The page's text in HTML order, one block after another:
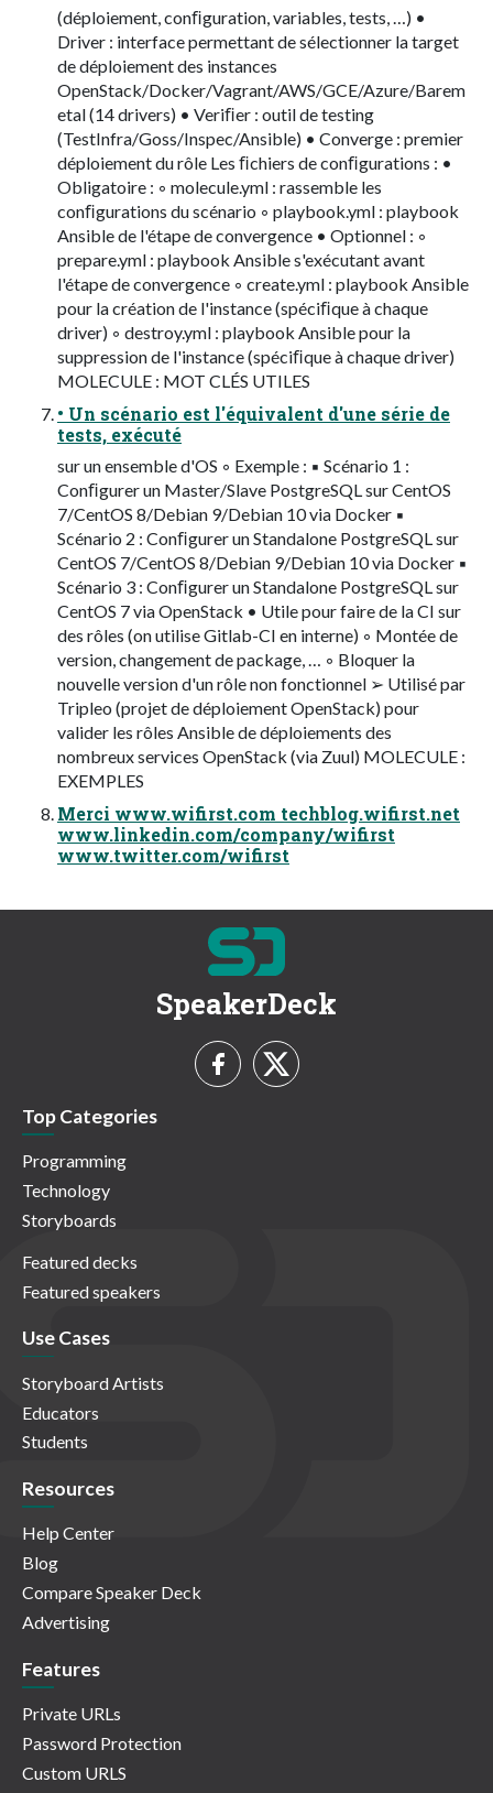
(déploiement, conﬁguration, variables, tests, …) •
Driver : interface permettant de sélectionner la target
de déploiement des instances
OpenStack/Docker/Vagrant/AWS/GCE/Azure/Barem
etal (14 drivers) • Veriﬁer : outil de testing
(TestInfra/Goss/Inspec/Ansible) • Converge : premier
déploiement du rôle Les ﬁchiers de conﬁgurations : •
Obligatoire : ◦ molecule.yml : rassemble les
conﬁgurations du scénario ◦ playbook.yml : playbook
Ansible de l'étape de convergence • Optionnel : ◦
prepare.yml : playbook Ansible s'exécutant avant
l'étape de convergence ◦ create.yml : playbook Ansible
pour la création de l'instance (spéciﬁque à chaque
driver) ◦ destroy.yml : playbook Ansible pour la
suppression de l'instance (spéciﬁque à chaque driver)
MOLECULE : MOT CLÉS UTILES
• Un scénario est l'équivalent d'une série de
tests, exécuté
sur un ensemble d'OS ◦ Exemple : ▪ Scénario 1 :
Conﬁgurer un Master/Slave PostgreSQL sur CentOS
7/CentOS 8/Debian 9/Debian 10 via Docker ▪
Scénario 2 : Conﬁgurer un Standalone PostgreSQL sur
CentOS 7/CentOS 8/Debian 9/Debian 10 via Docker ▪
Scénario 3 : Conﬁgurer un Standalone PostgreSQL sur
CentOS 7 via OpenStack • Utile pour faire de la CI sur
des rôles (on utilise Gitlab-CI en interne) ◦ Montée de
version, changement de package, … ◦ Bloquer la
nouvelle version d'un rôle non fonctionnel ➢ Utilisé par
Tripleo (projet de déploiement OpenStack) pour
valider les rôles Ansible de déploiements des
nombreux services OpenStack (via Zuul) MOLECULE :
EXEMPLES
Merci www.wifirst.com techblog.wifirst.net
www.linkedin.com/company/wifirst
www.twitter.com/wifirst
SpeakerDeck
Top Categories
Programming
Technology
Storyboards
Featured decks
Featured speakers
Use Cases
Storyboard Artists
Educators
Students
Resources
Help Center
Blog
Compare Speaker Deck
Advertising
Features
Private URLs
Password Protection
Custom URLS